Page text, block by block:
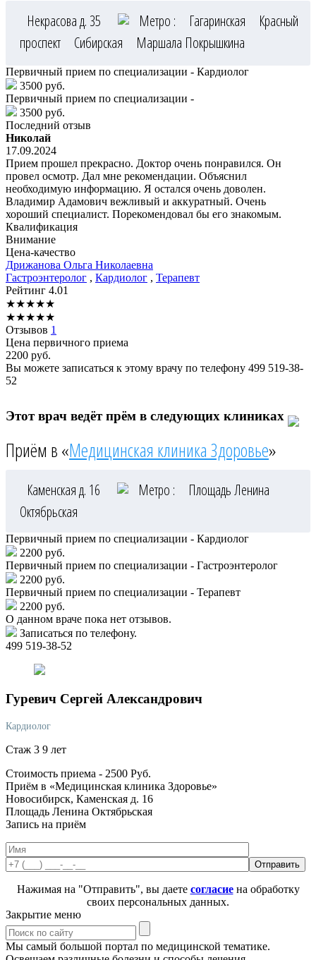
Некрасова д. 35 Метро : Гагаринская
Красный
проспект
Сибирская Маршала Покрышкина
Первичный прием по специализации - Кардиолог
3500 руб.
Первичный прием по специализации -
3500 руб.
Последний отзыв
Николай
17.09.2024
Прием прошел прекрасно. Доктор очень понравился. Он
провел осмотр. Дал мне рекомендации. Объяснил
необходимую информацию. Я остался очень доволен.
Владимир Адамович вежливый и аккуратный. Очень
хороший специалист. Порекомендовал бы его знакомым.
Квалификация
Внимание
Цена-качество
Дрижанова Ольга Николаевна
Гастроэнтеролог , Кардиолог , Терапевт
Рейтинг 4.01
★★★★★
★★★★★
Отзывов 1
Цена первичного приема
2200 руб.
Вы можете записаться к этому врачу по телефону 499 519-38-
52
Этот врач ведёт прём в следующих клиниках
Приём в «Медицинская клиника Здоровье»
Каменская д. 16 Метро :
Площадь Ленина
Октябрьская
Первичный прием по специализации - Кардиолог
2200 руб.
Первичный прием по специализации - Гастроэнтеролог
2200 руб.
Первичный прием по специализации - Терапевт
2200 руб.
О данном враче пока нет отзывов.
Записаться по телефону.
499 519-38-52
Гуревич Сергей Александрович
Кардиолог
Стаж 3 9 лет
Стоимость приема - 2500 Руб.
Приём в «Медицинская клиника Здоровье»
Новосибирск, Каменская д. 16
Площадь Ленина Октябрьская
Запись на приём
Нажимая на "Отправить", вы даете согласиена обработку
своих персональных данных.
Закрытие меню
Мы самый большой портал по медицинской тематике.